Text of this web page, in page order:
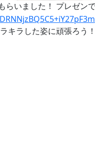
らいました！ プレゼン
キラした姿に頑張ろう